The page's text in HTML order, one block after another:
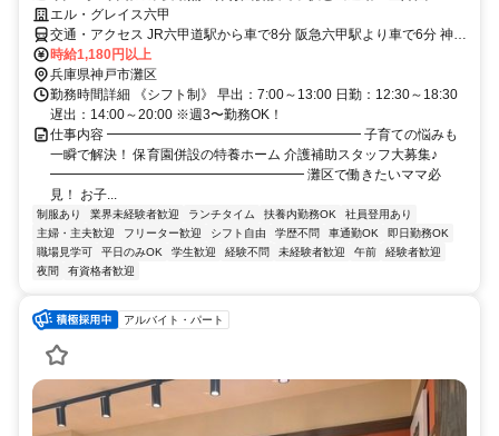
エル・グレイス六甲
交通・アクセス JR六甲道駅から車で8分 阪急六甲駅より車で6分 神戸
市バス「鶴甲南」徒歩で約3分
時給1,180円以上
兵庫県神戸市灘区
勤務時間詳細 《シフト制》 早出：7:00～13:00 日勤：12:30～18:30
遅出：14:00～20:00 ※週3〜勤務OK！
仕事内容 ━━━━━━━━━━━━━━━━━━━ 子育ての悩みも
一瞬で解決！ 保育園併設の特養ホーム 介護補助スタッフ大募集♪
━━━━━━━━━━━━━━━━━━━ 灘区で働きたいママ必
見！ お子...
制服あり 業界未経験者歓迎 ランチタイム 扶養内勤務OK
社員登用あり
主婦・主夫歓迎
フリーター歓迎 シフト自由 学歴不問 車通勤OK
即日勤務OK
職場見学可
平日のみOK 学生歓迎 経験不問 未経験者歓迎 午前
経験者歓迎
夜間
有資格者歓迎
アルバイト・パート